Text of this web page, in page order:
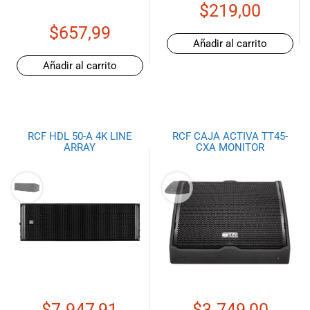
$657,99
Añadir al carrito
$219,00
Añadir al carrito
RCF HDL 50-A 4K LINE
ARRAY
RCF CAJA ACTIVA TT45-
CXA MONITOR